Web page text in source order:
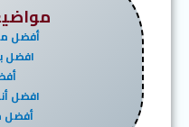
أفضل
افضل
افضل
أفضل